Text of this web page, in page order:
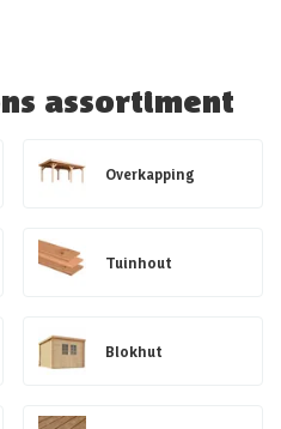
assortiment
Overkapping
Tuinhout
Blokhut